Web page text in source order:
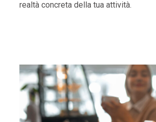
realtà concreta della tua attività.